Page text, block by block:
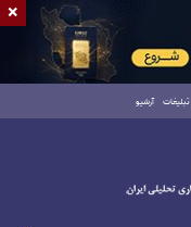
تبلیغات آرشیو
×